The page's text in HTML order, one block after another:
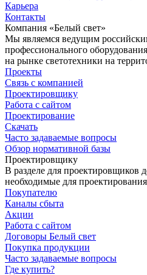
Карьера
Контакты
Компания «Белый свет»
Мы являемся ведущим
профессионального
на рынке светотехники на
Проекты
Связь с компанией
Проектировщику
Работа с сайтом
Проектирование
Скачать
Часто задаваемые вопросы
Обзор нормативной базы
Проектировщику
В разделе для проектировщиков
необходимые для
Покупателю
Каналы сбыта
Акции
Работа с сайтом
Договоры Белый свет
Покупка продукции
Часто задаваемые вопросы
Где купить?